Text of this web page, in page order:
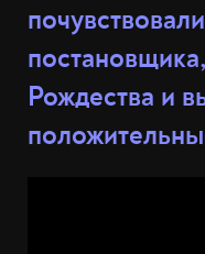
Рождества и